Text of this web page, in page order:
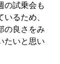
の試乗会も
るため、
の良さをみ
たいと思い